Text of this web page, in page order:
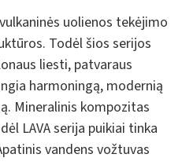
uolienos tekėjimo
Todėl šios serijos
liesti, patvaraus
harmoningą, modernią
Mineralinis kompozitas
LAVA serija puikiai tinka
vandens vožtuvas